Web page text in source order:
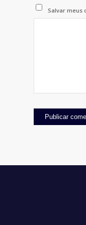
Salvar meus